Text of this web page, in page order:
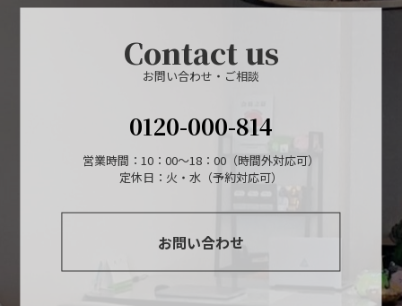
Contact us
お問い合わせ・ご相談
0120-000-814
営業時間：10：00～18：00（時間外対応可）
定休日：火・水（予約対応可）
お問い合わせ